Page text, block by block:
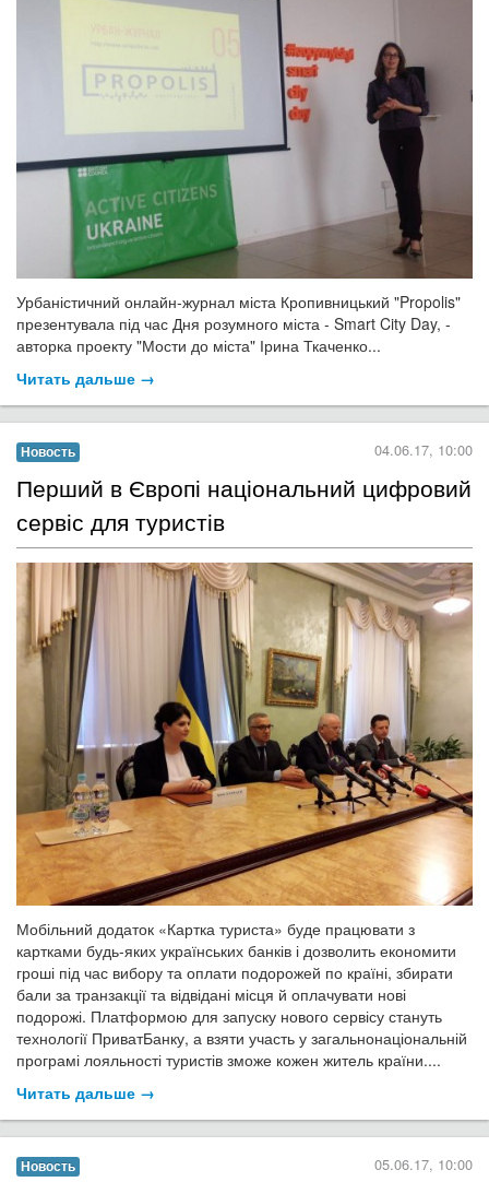
Урбаністичний онлайн-журнал міста Кропивницький "Propolis"
презентувала під час Дня розумного міста - Smart City Day, -
авторка проекту "Мости до міста" Ірина Ткаченко...
Читать дальше →
Новость 04.06.17, 10:00
Перший в Європі національний цифровий
сервіс для туристів
Мобільний додаток «Картка туриста» буде працювати з
картками будь-яких українських банків і дозволить економити
гроші під час вибору та оплати подорожей по країні, збирати
бали за транзакції та відвідані місця й оплачувати нові
подорожі. Платформою для запуску нового сервісу стануть
технології ПриватБанку, а взяти участь у загальнонаціональній
програмі лояльності туристів зможе кожен житель країни....
Читать дальше →
Новость 05.06.17, 10:00